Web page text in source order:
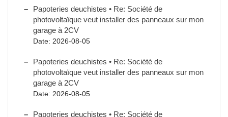
Papoteries deuchistes • Re: Société de
photovoltaïque veut installer des panneaux sur mon
garage à 2CV
Date: 2026-08-05
Papoteries deuchistes • Re: Société de
photovoltaïque veut installer des panneaux sur mon
garage à 2CV
Date: 2026-08-05
Papoteries deuchistes • Re: Société de